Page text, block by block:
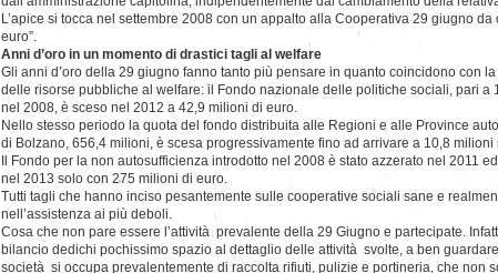
L’apice si tocca nel settembre 2008 con un appalto alla Cooperativa 29 giugno da
euro”.
Anni d’oro in un momento di drastici tagli al welfare
Gli anni d’oro della 29 giugno fanno tanto più pensare in quanto coincidono con
delle risorse pubbliche al welfare: il Fondo nazionale delle politiche sociali, pari a
nel 2008, è sceso nel 2012 a 42,9 milioni di euro.
Nello stesso periodo la quota del fondo distribuita alle Regioni e alle Province
di Bolzano, 656,4 milioni, è scesa progressivamente fino ad arrivare a 10,8 milioni
Il Fondo per la non autosufficienza introdotto nel 2008 è stato azzerato nel 2011
nel 2013 solo con 275 milioni di euro.
Tutti tagli che hanno inciso pesantemente sulle cooperative sociali sane e
nell’assistenza ai più deboli.
Cosa che non pare essere l’attività prevalente della 29 Giugno e partecipate.
bilancio dedichi pochissimo spazio al dettaglio delle attività svolte, a ben
società si occupa prevalentemente di raccolta rifiuti, pulizie e portineria, che non